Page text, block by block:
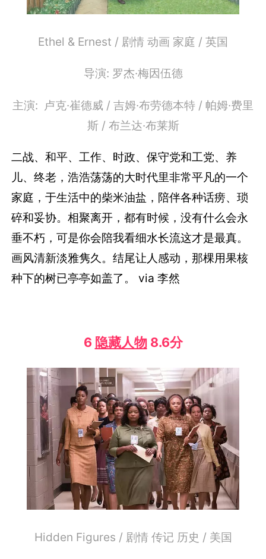
Ethel & Ernest / 剧情 动画 家庭 / 英国
导演: 罗杰·梅因伍德
主演: 卢克·崔德威 / 吉姆·布劳德本特 / 帕姆·费里
斯 / 布兰达·布莱斯
二战、和平、工作、时政、保守党和工党、养
儿、终老，浩浩荡荡的大时代里非常平凡的一个
家庭，于生活中的柴米油盐，陪伴各种话痨、琐
碎和妥协。相聚离开，都有时候，没有什么会永
垂不朽，可是你会陪我看细水长流这才是最真。
画风清新淡雅隽久。结尾让人感动，那棵用果核
种下的树已亭亭如盖了。 via 李然
6 隐藏人物8.6分
Hidden Figures / 剧情 传记 历史 / 美国